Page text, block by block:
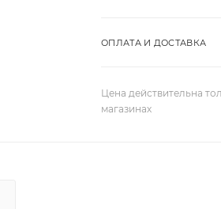
ОПЛАТА И ДОСТАВКА
Цена действительна
магазинах